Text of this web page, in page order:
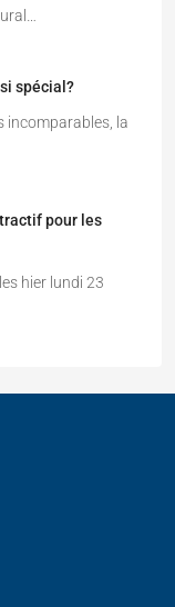
spécial?
incomparables, la
pour les
hier lundi 23